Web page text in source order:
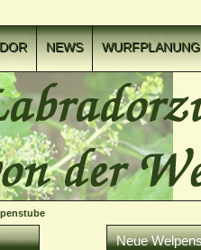
NEWS WURFPLANUNG
Neue